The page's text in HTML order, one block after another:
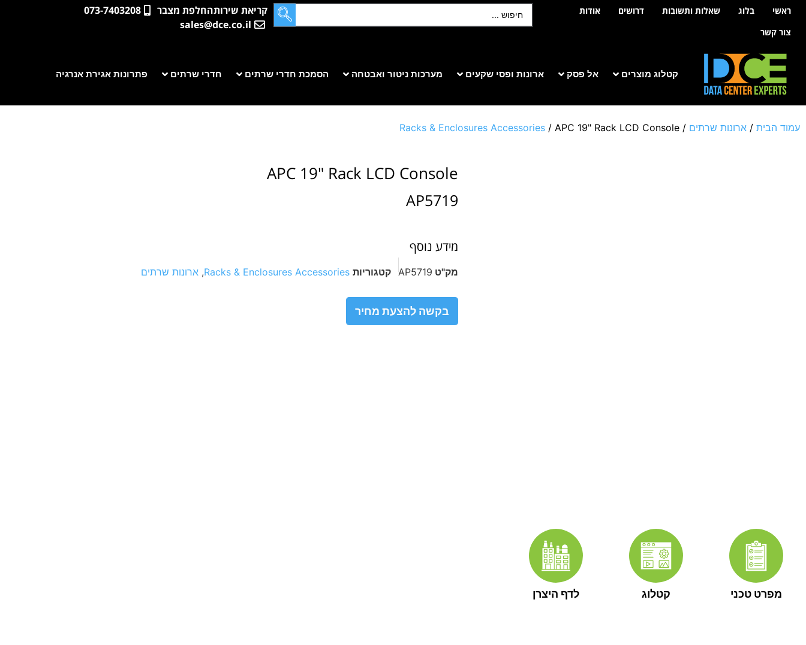
לתוכןראשי בלוג שאלות ותשובות דרושים
אודות
צור קשר
קריאת שירותהחלפת מצבר
073-7403208
sales@dce.co.il
קטלוג מוצרים אל פסק ארונות ופסי שקעים מערכות ניטור ואבטחה הסמכת חדרי שרתים חדרי שרתים פתרונות אגירת אנרגיה
עמוד הבית / ארונות שרתים /
Racks & Enclosures Accessories / APC 19" Rack LCD Console
APC 19" Rack LCD Console
AP5719
מידע נוסף
מק"ט AP5719 קטגוריות Racks & Enclosures Accessories
, ארונות שרתים
בקשה להצעת מחיר
מפרט טכני קטלוג לדף היצרן